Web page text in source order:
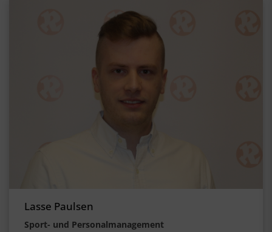
Lasse Paulsen
Sport- und Personalmanagement